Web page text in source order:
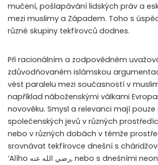
mučení, pošlapávání lidských práv a
mezi muslimy a Západem. Toho s
různé skupiny tekfírovců dodnes.
Při racionálním a zodpovědném
zdůvodňovaném islámskou
vést paralelu mezi současností v
například náboženskými válkami
novověku. Smysl a relevanci mají
společenských jevů v různých
nebo v různých dobách v témže
srovnávat tekfírovce dnešní s
‘Alího رضي الله عنه, nebo s dnešními neonacisty či